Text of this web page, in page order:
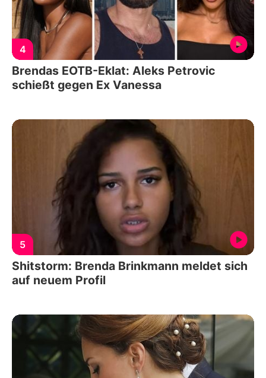
4
Brendas EOTB-Eklat: Aleks Petrovic
schießt gegen Ex Vanessa
5
Shitstorm: Brenda Brinkmann meldet sich
auf neuem Profil